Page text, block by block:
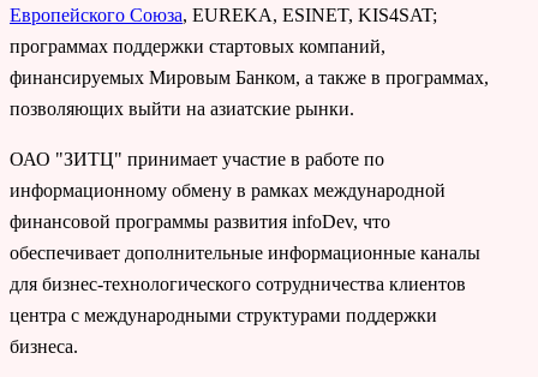
Европейского Союза, EUREKA, ESINET, KIS4SAT;
программах поддержки стартовых компаний,
финансируемых Мировым Банком, а также в программах,
позволяющих выйти на азиатские рынки.
ОАО "ЗИТЦ" принимает участие в работе по
информационному обмену в рамках международной
финансовой программы развития infoDev, что
обеспечивает дополнительные информационные каналы
для бизнес-технологического сотрудничества клиентов
центра с международными структурами поддержки
бизнеса.